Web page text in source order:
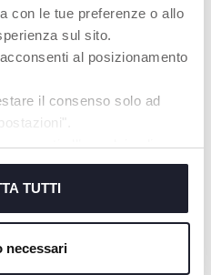
con le tue preferenze o allo
sul sito.
al posizionamento
il consenso solo ad
all’uso dei soli
per fruire del servizio
TUTTI
necessari
Maternity Gridle